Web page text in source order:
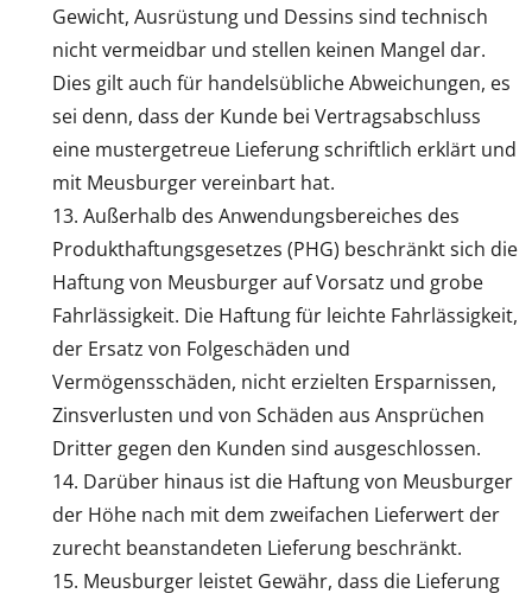
Gewicht, Ausrüstung und Dessins sind technisch
nicht vermeidbar und stellen keinen Mangel dar.
Dies gilt auch für handelsübliche Abweichungen, es
sei denn, dass der Kunde bei Vertragsabschluss
eine mustergetreue Lieferung schriftlich erklärt und
mit Meusburger vereinbart hat.
Außerhalb des Anwendungsbereiches des
Produkthaftungsgesetzes (PHG) beschränkt sich die
Haftung von Meusburger auf Vorsatz und grobe
Fahrlässigkeit. Die Haftung für leichte Fahrlässigkeit,
der Ersatz von Folgeschäden und
Vermögensschäden, nicht erzielten Ersparnissen,
Zinsverlusten und von Schäden aus Ansprüchen
Dritter gegen den Kunden sind ausgeschlossen.
Darüber hinaus ist die Haftung von Meusburger
der Höhe nach mit dem zweifachen Lieferwert der
zurecht beanstandeten Lieferung beschränkt.
Meusburger leistet Gewähr, dass die Lieferung